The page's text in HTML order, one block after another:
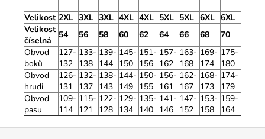
Velikost 2XL 3XL 3XL 4XL 4XL 5XL 5XL 6XL 6XL
Velikost
číselná
54 56 58 60 62 64 66 68
70
Obvod
boků
127-
132
133-
138
139-
144
145-
150
151-
156
157-
162
163-
168
169-
174
175-
180
Obvod
hrudi
126-
131
132-
137
138-
143
144-
149
150-
155
156-
161
162-
167
168-
173
174-
179
Obvod
pasu
109-
114
115-
121
122-
128
129-
134
135-
140
141-
146
147-
152
153-
158
159-
164